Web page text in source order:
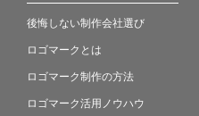
後悔しない制作会社選び
ロゴマークとは
ロゴマーク制作の方法
ロゴマーク活用ノウハウ